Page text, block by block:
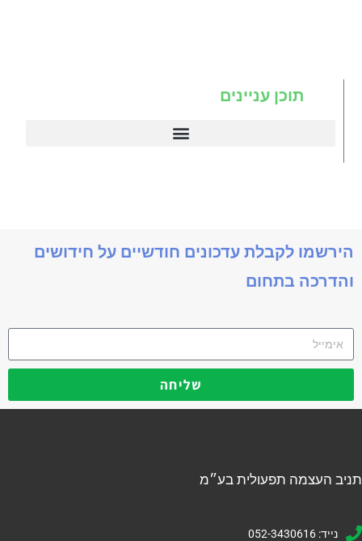
תוכן עניינים
הירשמו לקבלת עדכונים חודשיים על חידושים
והדרכה בתחום
שליחה
תניב העצמה תפעולית בע״מ
נייד: 052-3430616